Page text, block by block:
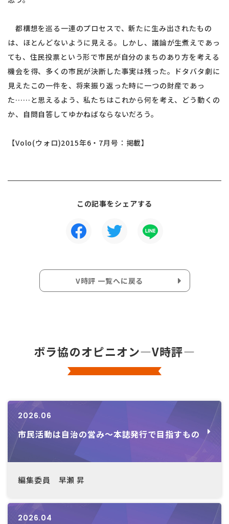
都構想を巡る一連のプロセスで、新たに生み出されたもの
は、ほとんどないように見える。しかし、議論が生煮えであっ
ても、住民投票という形で市民が自分のまちのあり方を考える
機会を得、多くの市民が決断した事実は残った。ドタバタ劇に
見えたこの一件を、将来振り返った時に一つの財産であっ
た……と思えるよう、私たちはこれから何を考え、どう動くの
か、自問自答してゆかねばならないだろう。
【Volo(ウォロ)2015年6・7月号：掲載】
この記事をシェアする
V時評 一覧へに戻る
ボラ協のオピニオン―V時評―
2026.06
市民活動は自治の営み～本誌発行で目指すもの
編集委員 早瀬 昇
2026.04